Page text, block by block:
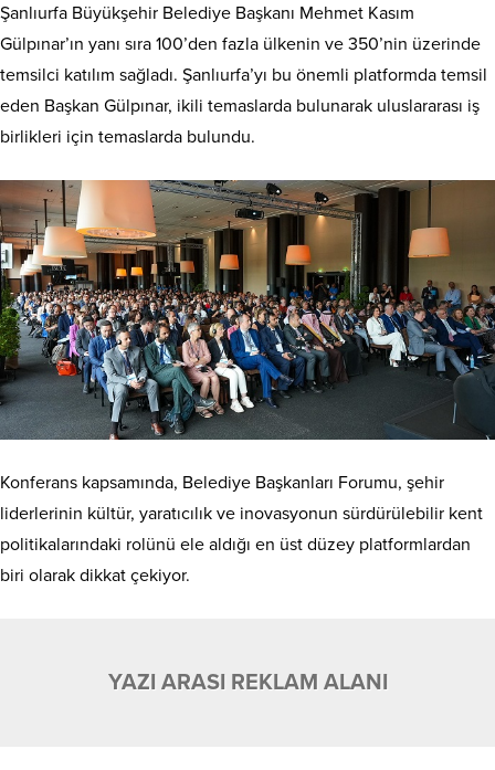
Şanlıurfa Büyükşehir Belediye Başkanı Mehmet Kasım
Gülpınar’ın yanı sıra 100’den fazla ülkenin ve 350’nin üzerinde
temsilci katılım sağladı. Şanlıurfa’yı bu önemli platformda temsil
eden Başkan Gülpınar, ikili temaslarda bulunarak uluslararası iş
birlikleri için temaslarda bulundu.
Konferans kapsamında, Belediye Başkanları Forumu, şehir
liderlerinin kültür, yaratıcılık ve inovasyonun sürdürülebilir kent
politikalarındaki rolünü ele aldığı en üst düzey platformlardan
biri olarak dikkat çekiyor.
YAZI ARASI REKLAM ALANI